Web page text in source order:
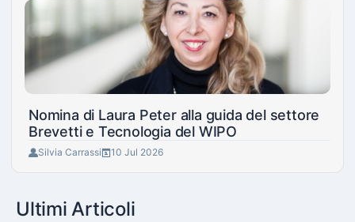
Nomina di Laura Peter alla guida del settore
Brevetti e Tecnologia del WIPO
Silvia Carrassi 10 Jul 2026
Ultimi Articoli